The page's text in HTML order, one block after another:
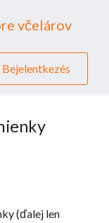
včelárov
Bejelentkezés
(ďalej len